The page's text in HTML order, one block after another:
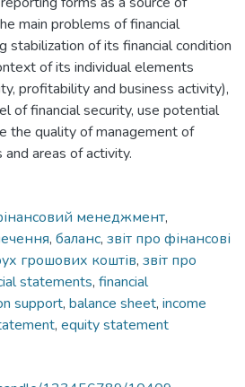
main problems of financial
stabilization of its financial condition
of its individual elements
profitability and business activity),
of financial security, use potential
the quality of management of
areas of activity.
менеджмент,
, баланс, звіт про фінансові
грошових коштів, звіт про
statements, financial
support, balance sheet, income
, equity statement